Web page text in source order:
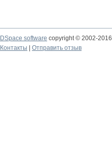
DSpace software copyright © 2002-2016
Контакты
Отправить отзыв